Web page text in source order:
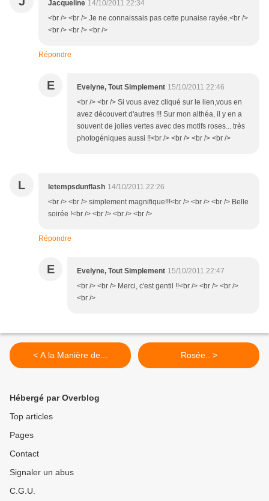
Jacqueline 14/10/2011 22:34
<br /> <br /> Je ne connaissais pas cette punaise rayée.<br />
<br /> <br /> <br />
Répondre
E Evelyne, Tout Simplement 15/10/2011 22:46
<br /> <br /> Si vous avez cliqué sur le lien,vous en
avez découvert d'autres !!! Sur mon althéa, il y en a
souvent de jolies vertes avec des motifs roses... très
photogéniques aussi !!<br /> <br /> <br /> <br />
L letempsdunflash 14/10/2011 22:26
<br /> <br /> simplement magnifique!!!<br /> <br /> <br /> Belle
soirée !<br /> <br /> <br /> <br />
Répondre
E Evelyne, Tout Simplement 15/10/2011 22:47
<br /> <br /> Merci, c'est gentil !!<br /> <br /> <br />
<br />
< A la Manière de... Rosée.. >
Hébergé par Overblog
Top articles
Pages
Contact
Signaler un abus
C.G.U.